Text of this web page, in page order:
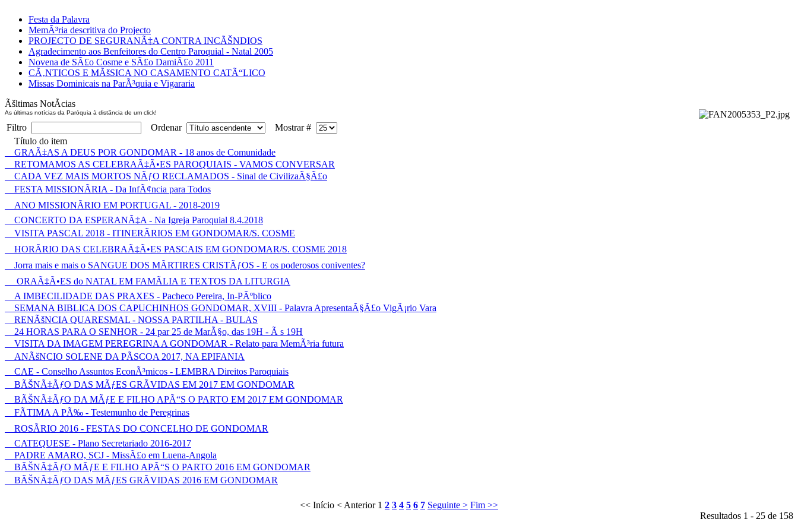
Festa da Palavra
MemÃ³ria descritiva do Projecto
PROJECTO DE SEGURANÃ‡A CONTRA INCÃŠNDIOS
Agradecimento aos Benfeitores do Centro Paroquial - Natal 2005
Novena de SÃ£o Cosme e SÃ£o DamiÃ£o 2011
CÃ‚NTICOS E MÃšSICA NO CASAMENTO CATÃ“LICO
Missas Dominicais na ParÃ³quia e Vigararia
Ãšltimas NotÃ­cias
As últimas notícias da Paróquia à distãncia de um click!
Filtro Ordenar
Mostrar #
Título do item
GRAÃ‡AS A DEUS POR GONDOMAR - 18 anos de Comunidade
RETOMAMOS AS CELEBRAÃ‡Ã•ES PAROQUIAIS - VAMOS CONVERSAR
CADA VEZ MAIS MORTOS NÃƒO RECLAMADOS - Sinal de CivilizaÃ§Ã£o
FESTA MISSIONÃRIA - Da InfÃ¢ncia para Todos
ANO MISSIONÃRIO EM PORTUGAL - 2018-2019
CONCERTO DA ESPERANÃ‡A - Na Igreja Paroquial 8.4.2018
VISITA PASCAL 2018 - ITINERÃRIOS EM GONDOMAR/S. COSME
HORÃRIO DAS CELEBRAÃ‡Ã•ES PASCAIS EM GONDOMAR/S. COSME 2018
Jorra mais e mais o SANGUE DOS MÃRTIRES CRISTÃƒOS - E os poderosos coniventes?
ORAÃ‡Ã•ES do NATAL EM FAMÃLIA E TEXTOS DA LITURGIA
A IMBECILIDADE DAS PRAXES - Pacheco Pereira, In-PÃºblico
SEMANA BIBLICA DOS CAPUCHINHOS GONDOMAR, XVIII - Palavra ApresentaÃ§Ã£o VigÃ¡rio Vara
RENÃšNCIA QUARESMAL - NOSSA PARTILHA - BULAS
24 HORAS PARA O SENHOR - 24 par 25 de MarÃ§o, das 19H - Ã s 19H
VISITA DA IMAGEM PEREGRINA A GONDOMAR - Relato para MemÃ³ria futura
ANÃšNCIO SOLENE DA PÃSCOA 2017, NA EPIFANIA
CAE - Conselho Assuntos EconÃ³micos - LEMBRA Direitos Paroquiais
BÃŠNÃ‡ÃƒO DAS MÃƒES GRÃVIDAS EM 2017 EM GONDOMAR
BÃŠNÃ‡ÃƒO DA MÃƒE E FILHO APÃ“S O PARTO EM 2017 EM GONDOMAR
FÃTIMA A PÃ‰ - Testemunho de Peregrinas
ROSÃRIO 2016 - FESTAS DO CONCELHO DE GONDOMAR
CATEQUESE - Plano Secretariado 2016-2017
PADRE AMARO, SCJ - MissÃ£o em Luena-Angola
BÃŠNÃ‡ÃƒO MÃƒE E FILHO APÃ“S O PARTO 2016 EM GONDOMAR
BÃŠNÃ‡ÃƒO DAS MÃƒES GRÃVIDAS 2016 EM GONDOMAR
<< Início < Anterior 1 2 3 4 5 6 7 Seguinte > Fim >>
Resultados 1 - 25 de 158